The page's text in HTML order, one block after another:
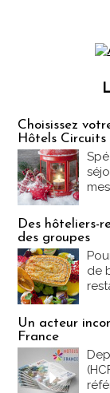
Choisissez
Hôtels Circuits
Des hôteliers-
des groupes
de
Un acteur
France